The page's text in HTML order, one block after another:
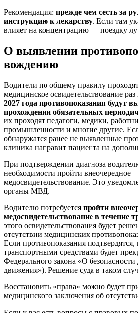
Рекомендация: прежде чем сесть за
инструкцию к лекарству. Если там
влияет на концентрацию — поездку
О выявлении
вождению
Водители по общему правилу
медицинское освидетельствование раз
2027 года противопоказания будут
прохождении обязательных
их проходят педагоги, медики,
промышленности и многие другие.
обнаружатся ранее не выявленные
клиника направит пациента на
При подтверждении диагноза
необходимости пройти внеочередное
медосвидетельствование. Это
органы МВД.
Водителю потребуется пройти
медосвидетельствование в течение
этого освидетельствования будет
отсутствии медицинских
Если противопоказания подтвердятся,
транспортными средствами будет
Федерального закона «О
движения»). Решение суда в таком
Восстановить «права» можно будет
медицинского заключения об